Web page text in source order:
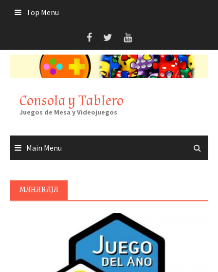
Top Menu
Consola y Tablero
Juegos de Mesa y Videojuegos
Main Menu
MAHARAJA